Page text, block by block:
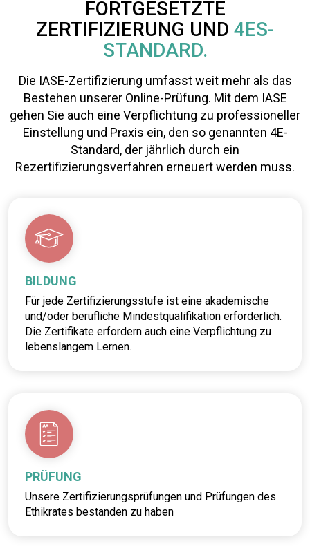
FORTGESETZTE
ZERTIFIZIERUNG UND 4ES-
STANDARD.
Die IASE-Zertifizierung umfasst weit mehr als das
Bestehen unserer Online-Prüfung. Mit dem IASE
gehen Sie auch eine Verpflichtung zu professioneller
Einstellung und Praxis ein, den so genannten 4E-
Standard, der jährlich durch ein
Rezertifizierungsverfahren erneuert werden muss.
BILDUNG
Für jede Zertifizierungsstufe ist eine akademische
und/oder berufliche Mindestqualifikation erforderlich.
Die Zertifikate erfordern auch eine Verpflichtung zu
lebenslangem Lernen.
PRÜFUNG
Unsere Zertifizierungsprüfungen und Prüfungen des
Ethikrates bestanden zu haben